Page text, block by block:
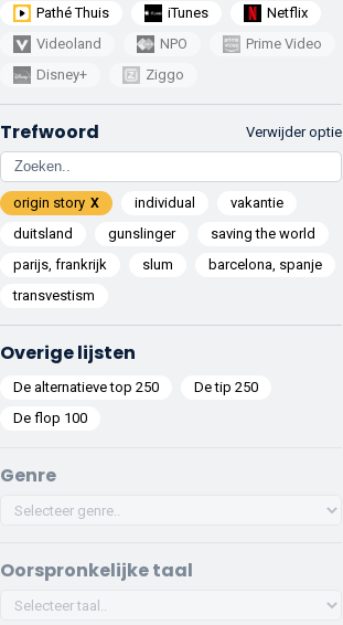
Pathé Thuis iTunes
Netflix
Videoland
NPO
Prime Video
Disney+
Ziggo
Genre
Oorspronkelijke taal
Verwijder optie
Trefwoord
origin story individual
vakantie
duitsland
gunslinger
saving the world
parijs, frankrijk
slum
barcelona, spanje
transvestism
Overige lijsten
De alternatieve top 250
De tip 250
De flop 100